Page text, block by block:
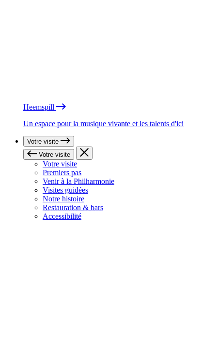
Heemspill
Un espace pour la musique vivante et les talents d'ici
Votre visite
Votre visite
Votre visite
Premiers pas
Venir à la Philharmonie
Visites guidées
Notre histoire
Restauration & bars
Accessibilité